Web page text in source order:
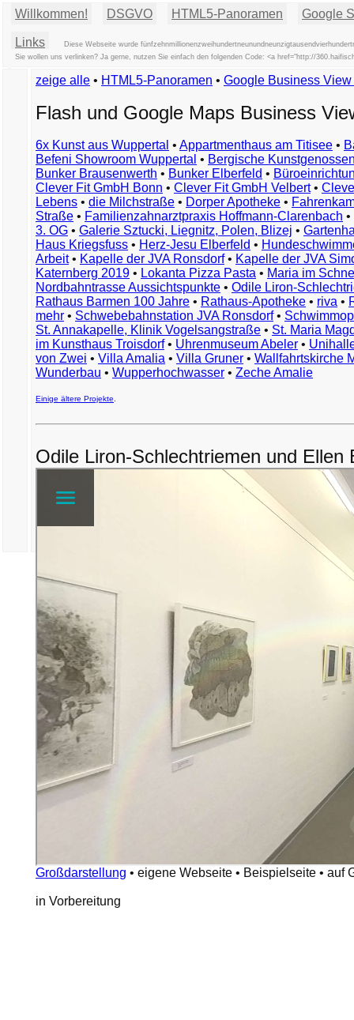
Willkommen! DSGVO HTML5-Panoramen Google
Links
Diese Webseite wurde
Sie wollen uns verlinken? Ja gerne, nutzen Sie einfach den folgenden Code: <a href="http://
zeige alle • HTML5-Panoramen • Google Business
Flash und Google Maps Business
6x Kunst aus Wuppertal • Appartmenthaus am Titisee •
Befeni Showroom Wuppertal • Bergische
Bunker Brausenwerth • Bunker Elberfeld •
Clever Fit GmbH Bonn • Clever Fit GmbH Velbert•
Lebens • die Milchstraße • Dorper Apotheke •
Straße • Familienzahnarztpraxis Hoffmann-Clarenbach •
3. OG • Galerie Sztucki, Liegnitz, Polen, Blizej •
Haus Kriegsfuss • Herz-Jesu Elberfeld •
Arbeit• Kapelle der JVA Ronsdorf• Kapelle der JVA
Katernberg 2019 • Lokanta Pizza Pasta • Maria im
Nordbahntrasse Aussichtspunkte • Odile Liron-
Rathaus Barmen 100 Jahre • Rathaus-Apotheke • riva •
mehr • Schwebebahnstation JVA Ronsdorf•
St. Annakapelle, Klinik Vogelsangstraße • St. Maria
im Kunsthaus Troisdorf• Uhrenmuseum Abeler •
von Zwei • Villa Amalia • Villa Gruner • Wallfahrtskirche
Wunderbau • Wupperhochwasser • Zeche Amalie
Einige ältere Projekte
Odile Liron-Schlechtriemen und Ellen
Großdarstellung • eigene Webseite • Beispielseite • auf
in Vorbereitung